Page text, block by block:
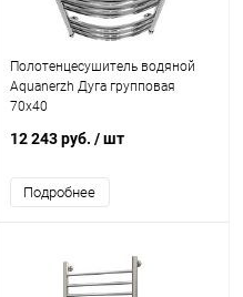
Полотенцесушитель водяной
Aquanerzh Дуга групповая
70х40
12 243 руб. / шт
Подробнее